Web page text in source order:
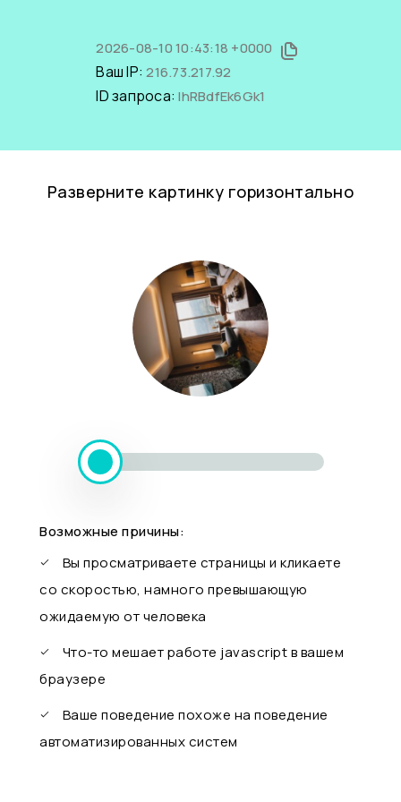
2026-08-10 10:43:18 +0000
Ваш IP:216.73.217.92
ID запроса:IhRBdfEk6Gk1
Разверните картинку горизонтально
Возможные причины:
Вы просматриваете страницы и кликаете
со скоростью, намного превышающую
ожидаемую от человека
Что-то мешает работе javascript в вашем
браузере
Ваше поведение похоже на поведение
автоматизированных систем